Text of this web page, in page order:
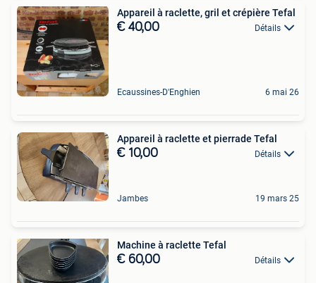
Appareil à raclette, gril et crépière Tefal
€ 40,00 Détails
Ecaussines-D'Enghien 6 mai 26
Appareil à raclette et pierrade Tefal
€ 10,00 Détails
Jambes 19 mars 25
Machine à raclette Tefal
€ 60,00 Détails